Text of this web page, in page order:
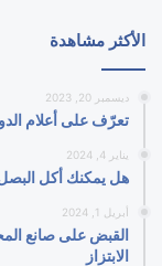
الأكثر مشاهدة
ديسمبر 20, 2023
تعرّف على أعلام
يناير 4, 2024
هل يمكنك أكل
أبريل 1, 2024
القبض على صانع
الابتزاز